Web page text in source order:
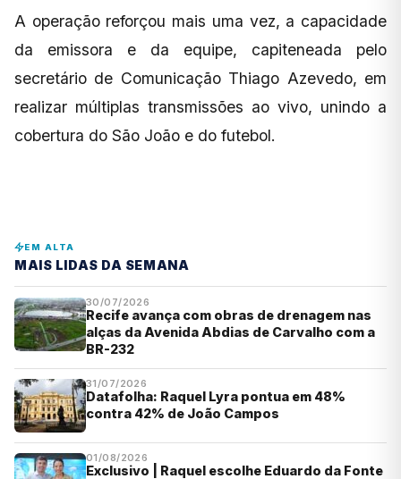
A operação reforçou mais uma vez, a capacidade
da emissora e da equipe, capiteneada pelo
secretário de Comunicação Thiago Azevedo, em
realizar múltiplas transmissões ao vivo, unindo a
cobertura do São João e do futebol.
EM ALTA
MAIS LIDAS DA SEMANA
30/07/2026
Recife avança com obras de drenagem nas
alças da Avenida Abdias de Carvalho com a
BR-232
31/07/2026
Datafolha: Raquel Lyra pontua em 48%
contra 42% de João Campos
01/08/2026
Exclusivo | Raquel escolhe Eduardo da Fonte